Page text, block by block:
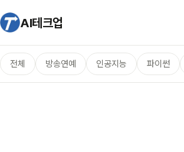
AI테크업
전체 방송연예 인공지능 파이썬